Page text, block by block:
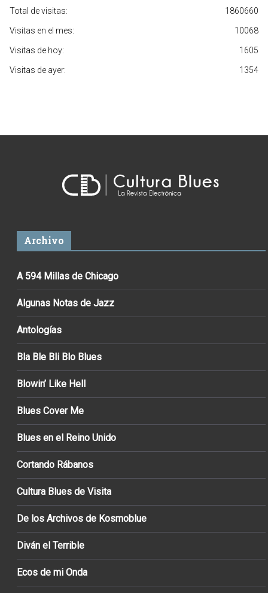
1860660
Total de visitas:
10068
Visitas en el mes:
1605
Visitas de hoy:
1354
Visitas de ayer:
Archivo
A 594 Millas de Chicago
Algunas Notas de Jazz
Antologías
Bla Ble Bli Blo Blues
Blowin’ Like Hell
Blues Cover Me
Blues en el Reino Unido
Cortando Rábanos
Cultura Blues de Visita
De los Archivos de Kosmoblue
Diván el Terrible
Ecos de mi Onda